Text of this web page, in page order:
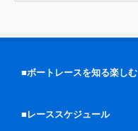
■ボートレースを知る楽しむ
■レーススケジュール